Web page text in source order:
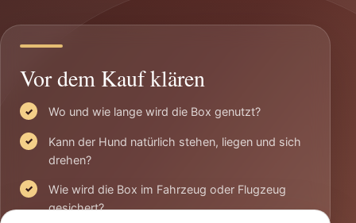
Vor dem Kauf klären
Wo und wie lange wird die Box genutzt?
Kann der Hund natürlich stehen, liegen und sich
drehen?
Wie wird die Box im Fahrzeug oder Flugzeug
gesichert?